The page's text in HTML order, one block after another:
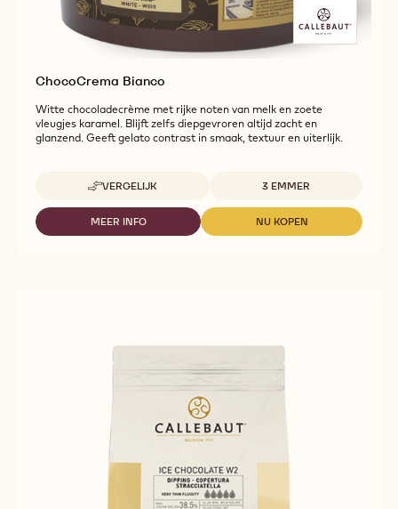
ChocoCrema Bianco
Witte chocoladecrème met rijke noten van melk en zoete
vleugjes karamel. Blijft zelfs diepgevroren altijd zacht en
glanzend. Geeft gelato contrast in smaak, textuur en uiterlijk.
VERGELIJK
-
CHOCOCREMA
BIANCO
Beschikbare maten
3 EMMER
MEER INFO
-
NU KOPEN
-